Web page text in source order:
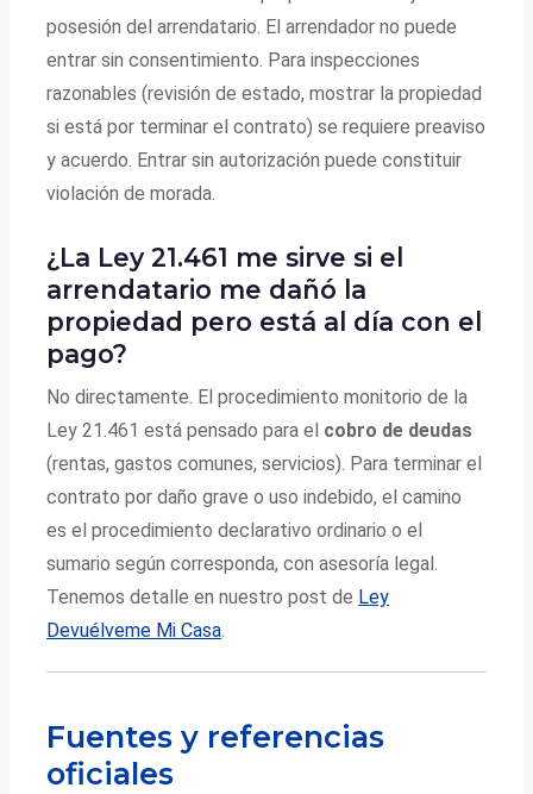
posesión del arrendatario. El arrendador no puede
entrar sin consentimiento. Para inspecciones
razonables (revisión de estado, mostrar la propiedad
si está por terminar el contrato) se requiere preaviso
y acuerdo. Entrar sin autorización puede constituir
violación de morada.
¿La Ley 21.461 me sirve si el
arrendatario me dañó la
propiedad pero está al día con el
pago?
No directamente. El procedimiento monitorio de la
Ley 21.461 está pensado para el cobro de deudas
(rentas, gastos comunes, servicios). Para terminar el
contrato por daño grave o uso indebido, el camino
es el procedimiento declarativo ordinario o el
sumario según corresponda, con asesoría legal.
Tenemos detalle en nuestro post de Ley
Devuélveme Mi Casa.
Fuentes y referencias
oficiales